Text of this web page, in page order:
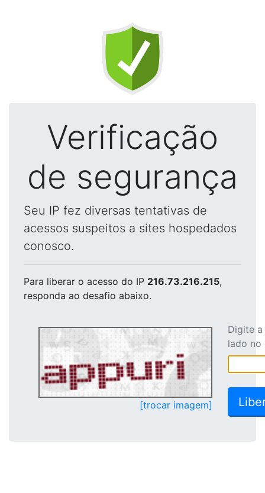
Verificação
de segurança
Seu IP fez diversas tentativas de
acessos suspeitos a sites hospedados
conosco.
Para liberar o acesso do IP 216.73.216.215,
responda ao desafio abaixo.
[trocar imagem]
Digite
lado no